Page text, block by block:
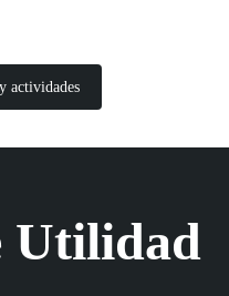
actividades
Utilidad